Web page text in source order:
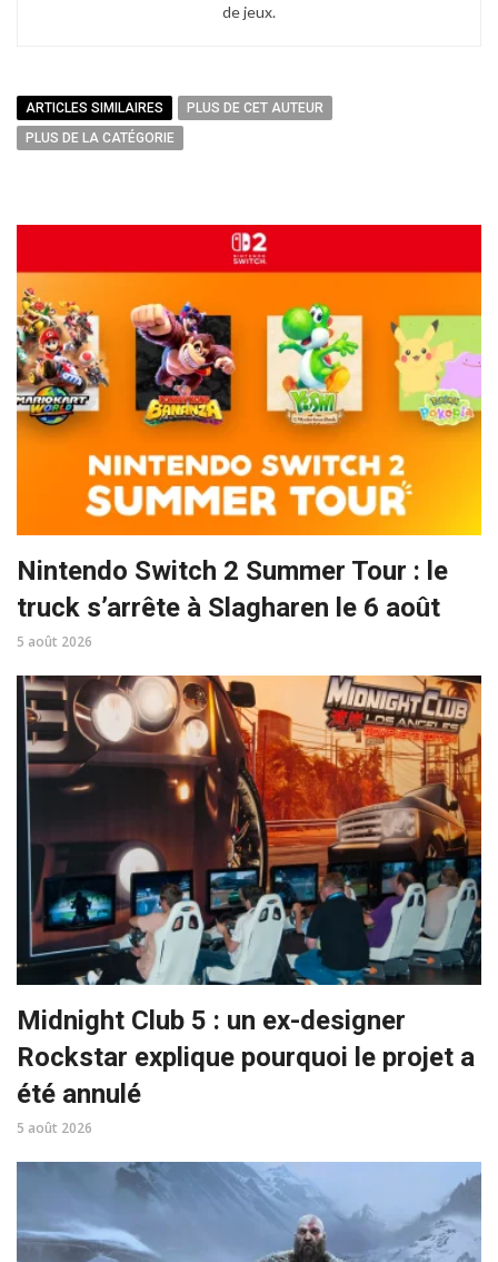
de jeux.
ARTICLES SIMILAIRES
PLUS DE CET AUTEUR
PLUS DE LA CATÉGORIE
Nintendo Switch 2 Summer Tour : le
truck s’arrête à Slagharen le 6 août
5 août 2026
Midnight Club 5 : un ex-designer
Rockstar explique pourquoi le projet a
été annulé
5 août 2026